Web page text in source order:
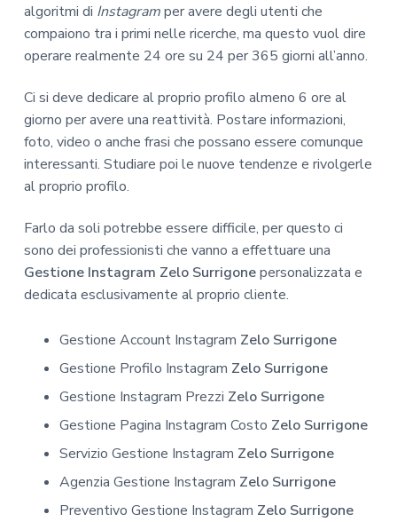
algoritmi di Instagramper avere degli utenti che
compaiono tra i primi nelle ricerche, ma questo vuol dire
operare realmente 24 ore su 24 per 365 giorni all’anno.
Ci si deve dedicare al proprio profilo almeno 6 ore al
giorno per avere una reattività. Postare informazioni,
foto, video o anche frasi che possano essere comunque
interessanti. Studiare poi le nuove tendenze e rivolgerle
al proprio profilo.
Farlo da soli potrebbe essere difficile, per questo ci
sono dei professionisti che vanno a effettuare una
Gestione Instagram Zelo Surrigonepersonalizzata e
dedicata esclusivamente al proprio cliente.
Gestione Account Instagram Zelo Surrigone
Gestione Profilo Instagram Zelo Surrigone
Gestione Instagram Prezzi Zelo Surrigone
Gestione Pagina Instagram Costo Zelo Surrigone
Servizio Gestione Instagram Zelo Surrigone
Agenzia Gestione Instagram Zelo Surrigone
Preventivo Gestione Instagram Zelo Surrigone